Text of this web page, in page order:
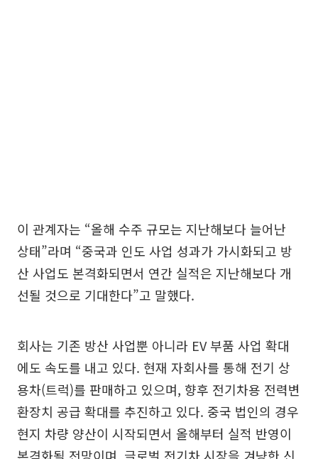
이 관계자는 “올해 수주 규모는 지난해보다 늘어난
상태”라며 “중국과 인도 사업 성과가 가시화되고 방
산 사업도 본격화되면서 연간 실적은 지난해보다 개
선될 것으로 기대한다”고 말했다.
회사는 기존 방산 사업뿐 아니라 EV 부품 사업 확대
에도 속도를 내고 있다. 현재 자회사를 통해 전기 상
용차(트럭)를 판매하고 있으며, 향후 전기차용 전력변
환장치 공급 확대를 추진하고 있다. 중국 법인의 경우
현지 차량 양산이 시작되면서 올해부터 실적 반영이